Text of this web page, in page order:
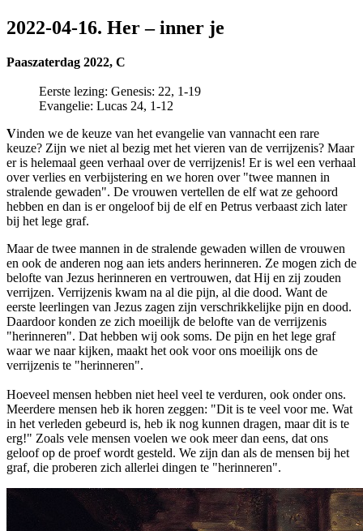
2022-04-16. Her – inner je
Paaszaterdag 2022, C
Eerste lezing: Genesis: 22, 1-19
Evangelie: Lucas 24, 1-12
Vinden we de keuze van het evangelie van vannacht een rare
keuze? Zijn we niet al bezig met het vieren van de verrijzenis? Maar
er is helemaal geen verhaal over de verrijzenis! Er is wel een verhaal
over verlies en verbijstering en we horen over "twee mannen in
stralende gewaden". De vrouwen vertellen de elf wat ze gehoord
hebben en dan is er ongeloof bij de elf en Petrus verbaast zich later
bij het lege graf.
Maar de twee mannen in de stralende gewaden willen de vrouwen
en ook de anderen nog aan iets anders herinneren. Ze mogen zich de
belofte van Jezus herinneren en vertrouwen, dat Hij en zij zouden
verrijzen. Verrijzenis kwam na al die pijn, al die dood. Want de
eerste leerlingen van Jezus zagen zijn verschrikkelijke pijn en dood.
Daardoor konden ze zich moeilijk de belofte van de verrijzenis
"herinneren". Dat hebben wij ook soms. De pijn en het lege graf
waar we naar kijken, maakt het ook voor ons moeilijk ons de
verrijzenis te "herinneren".
Hoeveel mensen hebben niet heel veel te verduren, ook onder ons.
Meerdere mensen heb ik horen zeggen: "Dit is te veel voor me. Wat
in het verleden gebeurd is, heb ik nog kunnen dragen, maar dit is te
erg!" Zoals vele mensen voelen we ook meer dan eens, dat ons
geloof op de proef wordt gesteld. We zijn dan als de mensen bij het
graf, die proberen zich allerlei dingen te "herinneren".